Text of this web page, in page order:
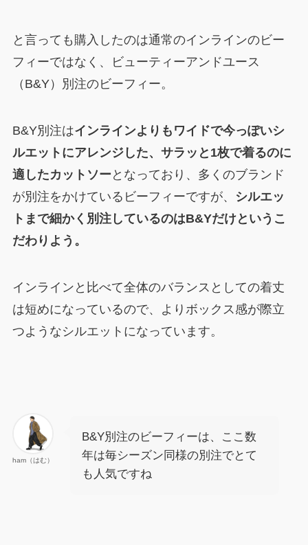
と言っても購入したのは通常のインラインのビー
フィーではなく、ビューティーアンドユース
（B&Y）別注のビーフィー。
B&Y別注はインラインよりもワイドで今っぽいシ
ルエットにアレンジした、サラッと1枚で着るのに
適したカットソー となっており、多くのブランド
が別注をかけているビーフィーですが、
シルエッ
トまで細かく別注しているのはB&Yだけというこ
だわりよう。
インラインと比べて全体のバランスとしての着丈
は短めになっているので、よりボックス感が際立
つようなシルエットになっています。
ham（はむ）
B&Y別注のビーフィーは、ここ数
年は毎シーズン同様の別注でとて
も人気ですね